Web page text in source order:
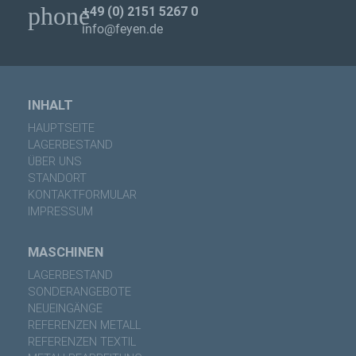
phone+49 (0) 2151 5267 0
info@feyen.de
INHALT
HAUPTSEITE
LAGERBESTAND
ÜBER UNS
STANDORT
KONTAKTFORMULAR
IMPRESSUM
MASCHINEN
LAGERBESTAND
SONDERANGEBOTE
NEUEINGÄNGE
REFERENZEN METALL
REFERENZEN TEXTIL